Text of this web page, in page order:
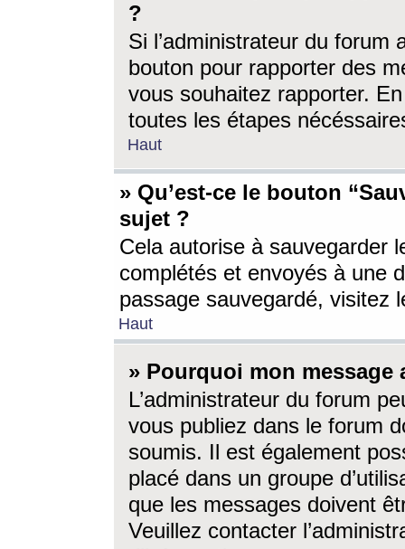
?
Si l’administrateur du forum
bouton pour rapporter des
vous souhaitez rapporter.
toutes les étapes
Haut
» Qu’est-ce le bouton
sujet ?
Cela autorise à sauvegarder
complétés et envoyés à une
passage sauvegardé, visitez
Haut
» Pourquoi mon message
L’administrateur du forum
vous publiez dans le forum
soumis. Il est également
placé dans un groupe
que les messages doivent
Veuillez contacter